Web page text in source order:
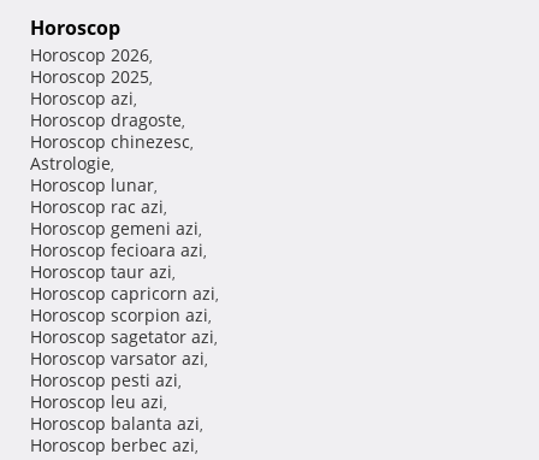
Horoscop
Horoscop 2026,
Horoscop 2025,
Horoscop azi,
Horoscop dragoste,
Horoscop chinezesc,
Astrologie,
Horoscop lunar,
Horoscop rac azi,
Horoscop gemeni azi,
Horoscop fecioara azi,
Horoscop taur azi,
Horoscop capricorn azi,
Horoscop scorpion azi,
Horoscop sagetator azi,
Horoscop varsator azi,
Horoscop pesti azi,
Horoscop leu azi,
Horoscop balanta azi,
Horoscop berbec azi,